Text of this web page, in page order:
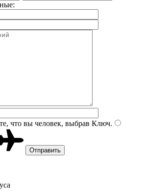
что вы человек, выбрав Ключ.